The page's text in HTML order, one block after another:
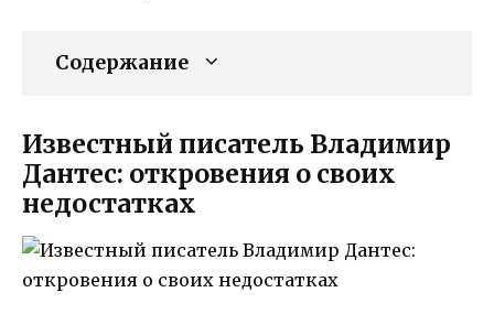
Содержание
Известный писатель Владимир
Дантес: откровения о своих
недостатках